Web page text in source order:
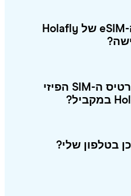
איך אפשר למחוק את ה-eSIM של Holafly
האם ניתן להשתמש בכרטיס ה-SIM הפיזי